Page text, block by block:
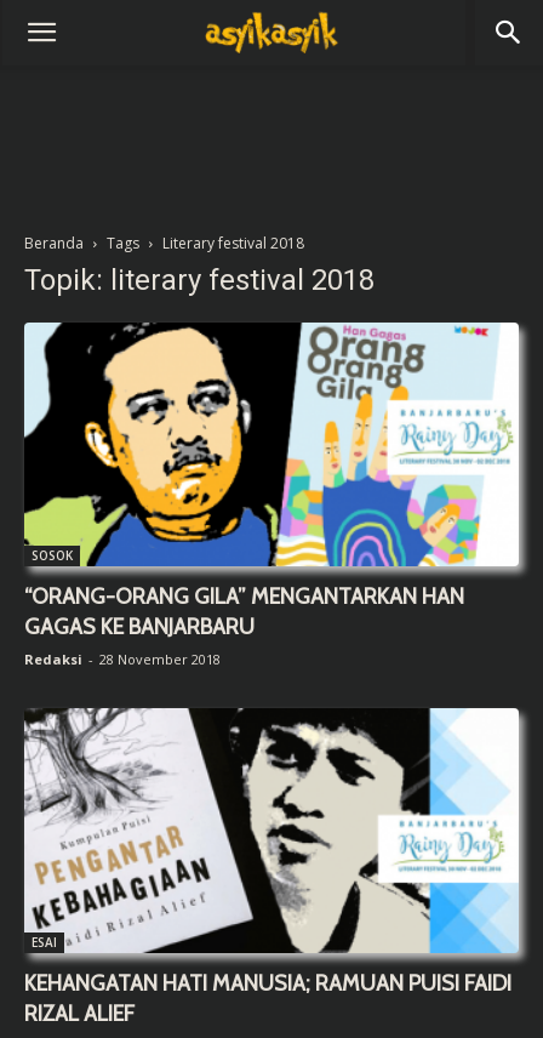
Beranda Tags Literary festival 2018
Topik: literary festival 2018
SOSOK
“ORANG-ORANG GILA” MENGANTARKAN HAN
GAGAS KE BANJARBARU
Redaksi - 28 November 2018
ESAI
KEHANGATAN HATI MANUSIA; RAMUAN PUISI FAIDI
RIZAL ALIEF